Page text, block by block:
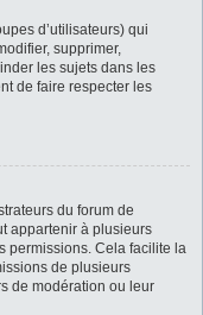
d’utilisateurs) qui
supprimer,
les sujets dans les
de faire respecter les
du forum de
appartenir à plusieurs
permissions. Cela facilite la
de plusieurs
de modération ou leur